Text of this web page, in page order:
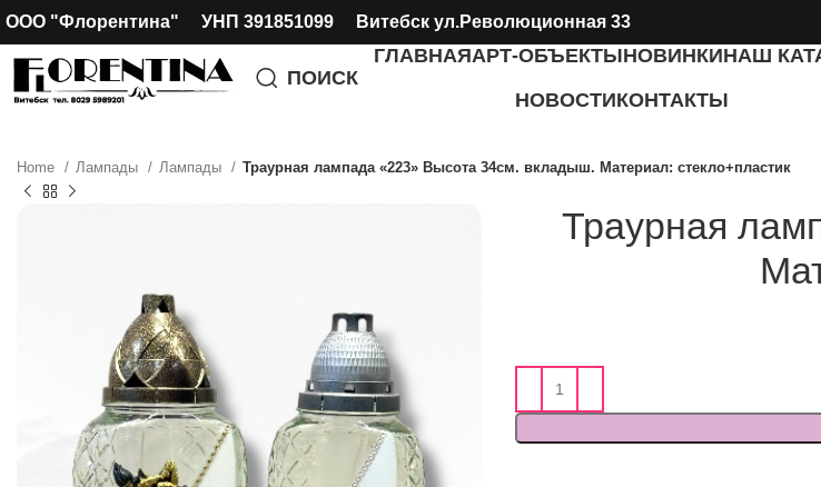
ООО "Флорентина" УНП 391851099 Витебск ул.Революционная 33
ПОИСК
ГЛАВНАЯАРТ-ОБЪЕКТЫНОВИНКИНАШ
НОВОСТИКОНТАКТЫ
Home Лампады Лампады Траурная лампада «223» Высота 34см. вкладыш. Материал: стекло+пластик
Траурная